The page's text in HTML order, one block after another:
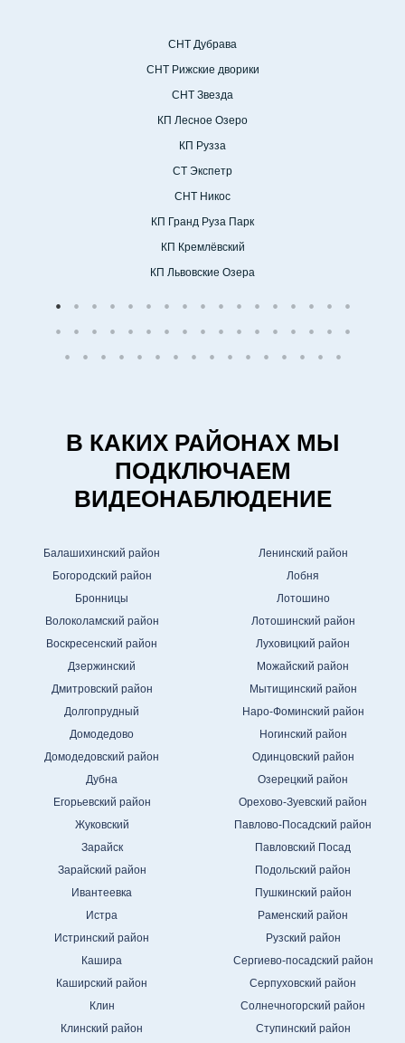
СНТ Дубрава
СНТ Рижские дворики
СНТ Звезда
КП Лесное Озеро
КП Рузза
СТ Экспетр
СНТ Никос
КП Гранд Руза Парк
КП Кремлёвский
КП Львовские Озера
В КАКИХ РАЙОНАХ МЫ
ПОДКЛЮЧАЕМ
ВИДЕОНАБЛЮДЕНИЕ
Балашихинский район
Богородский район
Бронницы
Волоколамский район
Воскресенский район
Дзержинский
Дмитровский район
Долгопрудный
Домодедово
Домодедовский район
Дубна
Егорьевский район
Жуковский
Зарайск
Зарайский район
Ивантеевка
Истра
Истринский район
Кашира
Каширский район
Клин
Клинский район
Ленинский район
Лобня
Лотошино
Лотошинский район
Луховицкий район
Можайский район
Мытищинский район
Наро-Фоминский район
Ногинский район
Одинцовский район
Озерецкий район
Орехово-Зуевский район
Павлово-Посадский район
Павловский Посад
Подольский район
Пушкинский район
Раменский район
Рузский район
Сергиево-посадский район
Серпуховский район
Солнечногорский район
Ступинский район